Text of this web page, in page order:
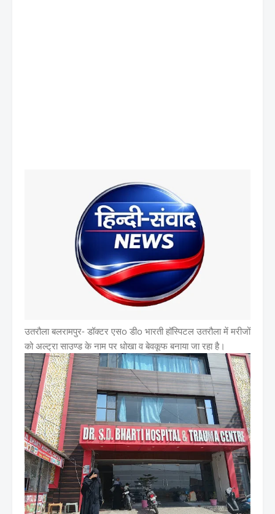
उतरौला बलरामपुर- डॉक्टर एसo डीo भारती हॉस्पिटल उतरौला में मरीजों
को अल्ट्रा साउण्ड के नाम पर धोखा व बेवकूफ बनाया जा रहा है।